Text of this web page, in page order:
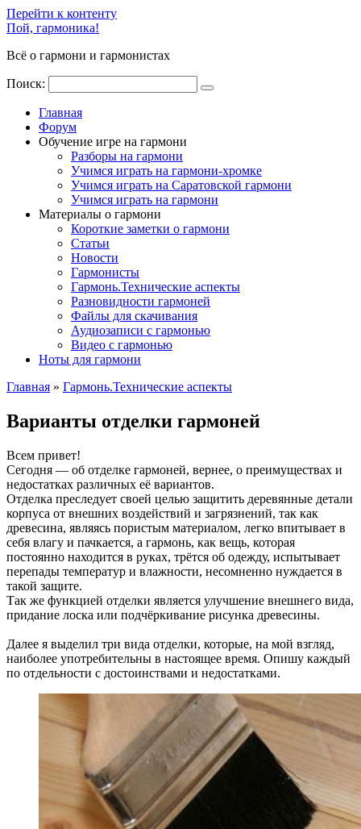
Перейти к контенту
Пой, гармоника!
Всё о гармони и гармонистах
Поиск:
Главная
Форум
Обучение игре на гармони
Разборы на гармони
Учимся играть на гармони-хромке
Учимся играть на Саратовской гармони
Учимся играть на гармони
Материалы о гармони
Короткие заметки о гармони
Cтатьи
Новости
Гармонисты
Гармонь.Технические аспекты
Разновидности гармоней
Файлы для скачивания
Аудиозаписи с гармонью
Видео с гармонью
Ноты для гармони
Главная » Гармонь.Технические аспекты
Варианты отделки гармоней
Всем привет!
Сегодня — об отделке гармоней, вернее, о преимуществах и
недостатках различных её вариантов.
Отделка преследует своей целью защитить деревянные детали
корпуса от внешних воздействий и загрязнений, так как
древесина, являясь пористым материалом, легко впитывает в
себя влагу и пачкается, а гармонь, как вещь, которая
постоянно находится в руках, трётся об одежду, испытывает
перепады температур и влажности, несомненно нуждается в
такой защите.
Так же функцией отделки является улучшение внешнего вида,
придание лоска или подчёркивание рисунка древесины.
Далее я выделил три вида отделки, которые, на мой взгляд,
наиболее употребительны в настоящее время. Опишу каждый
по отдельности с достоинствами и недостатками.